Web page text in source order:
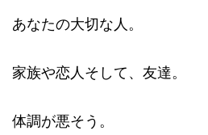
あなたの大切な人。
家族や恋人そして、友達。
体調が悪そう。